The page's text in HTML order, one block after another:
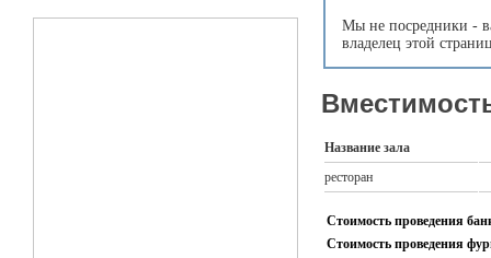
Мы не посредники -
владелец этой
Название зала
ресторан
Стоимость проведения
Стоимость проведения